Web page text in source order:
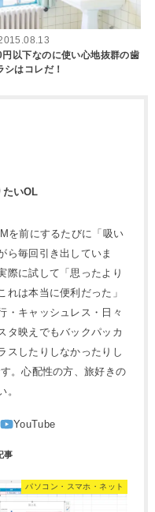
以下なのに使い心地抜群の歯
シはコレだ！
たいOL
を前にするたびに「吸い
毎回引き出していま
際に試して「思ったより
れは本当に便利だった」
・キャッシュレス・日々
タ映えでもバックパッカ
スしたりしなかったりし
。心配性の方、旅好きの
。
パソコン・スマホ・ネット